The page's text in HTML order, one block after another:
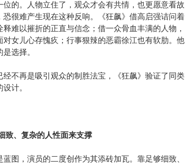
的。人物立住了，观众才会有共情，也更愿意看故
很难产生现在这种反响。《狂飙》借高启强诘问着
难以摧折的正直与信念；借一众骨血丰满的人物，
女儿心存愧疚；行事狠辣的恶霸徐江也有软肋。他
选择。
不再是吸引观众的制胜法宝，《狂飙》验证了同类
计。
、复杂的人性面来支撑
，演员的二度创作为其添砖加瓦。靠足够细致、